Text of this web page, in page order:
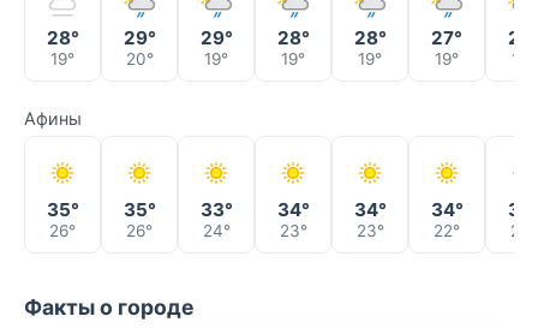
28°
19°
29°
20°
29°
19°
28°
19°
28°
19°
27°
19° 18°
Афины
35°
26°
35°
26°
33°
24°
34°
23°
34°
23°
34°
22° 22°
Факты о городе